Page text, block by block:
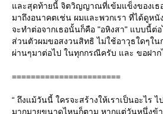
ละสุดท้ายนี้ จิตวิญญาณที่เข้มแข็งของเธอ
มาถึงอนาคตเช่น ผมและพวกเรา ที่ได้ดูหนั
จะทำต่อจากเธอนั้นก็คือ "อหิงสา" แบบนี้ต่อ
ส่วนตัวผมขอสงวนสิทธิ ไม่ใช้อาวุธใดๆใน
ผ่านๆมาต่อไป ในทุกกรณีครับ และ ขอฝาก
=======================
“ ถึงแม้วันนี้ ใครจะสร้างให้เราเป็นอะไร
มากมายขนาดไหนก็ตาม หากแต่วันหนึ่งข้